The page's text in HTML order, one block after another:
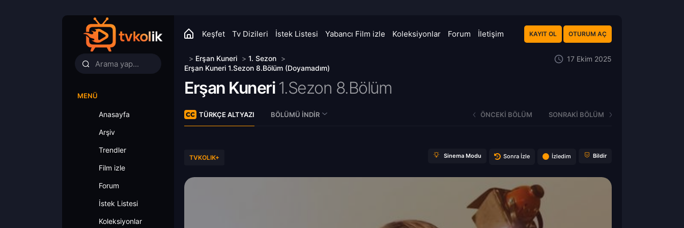
Keşfet Tv Dizileri İstek Listesi Yabancı Film izle Koleksiyonlar Forum İletişim KAYIT OL OTURUM AÇ
MENÜ
Anasayfa
Arşiv
Trendler
Film izle
Forum
İstek Listesi
Koleksiyonlar
> Erşan Kuneri > 1. Sezon >
Erşan Kuneri 1.Sezon 8.Bölüm (Doyamadım)
17 Ekim 2025
Erşan Kuneri 1.Sezon 8.Bölüm
TÜRKÇE ALTYAZI BÖLÜMÜ İNDIR ÖNCEKI BÖLÜM SONRAKI BÖLÜM
TVKOLIK+ Sinema Modu Sonra İzle İzledim Bildir